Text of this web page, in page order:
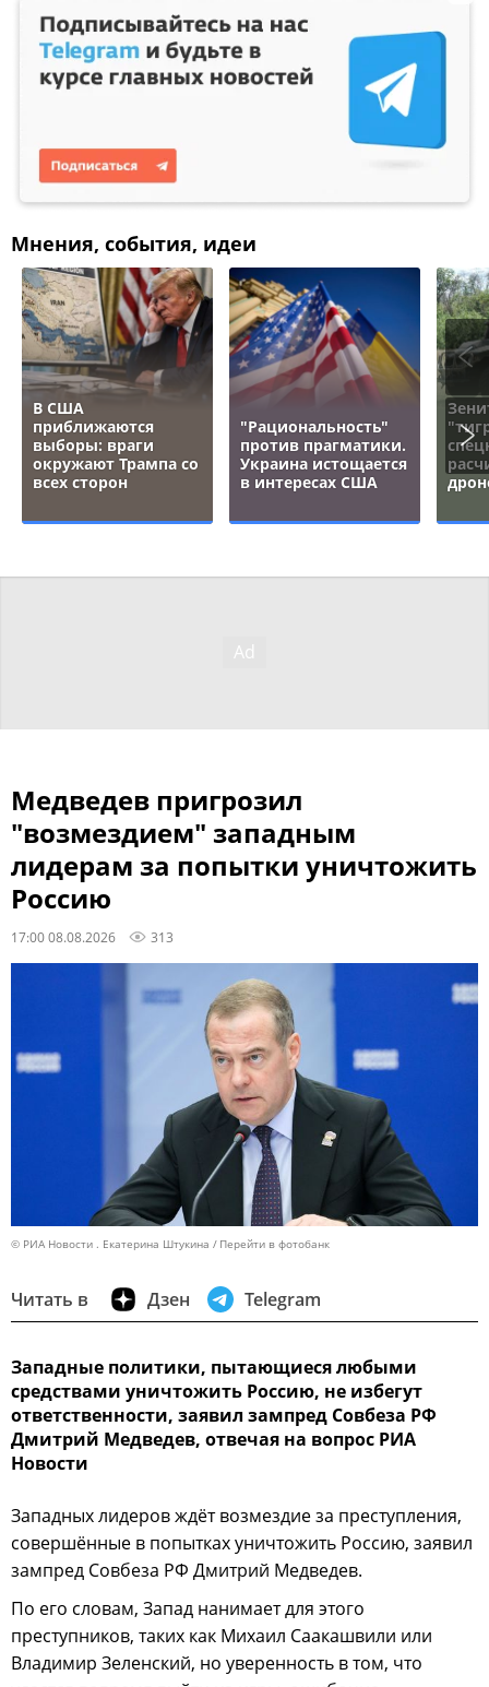
Мнения, события, идеи
В США
приближаются
выборы: враги
окружают Трампа со
всех сторон
"Рациональность"
против прагматики.
Украина истощается
в интересах США
Медведев пригрозил
"возмездием" западным
лидерам за попытки уничтожить
Россию
17:00 08.08.2026 313
© РИА Новости . Екатерина Штукина Перейти в фотобанк
Читать в Дзен Telegram
Западные политики, пытающиеся любыми
средствами уничтожить Россию, не избегут
ответственности, заявил зампред Совбеза РФ
Дмитрий Медведев, отвечая на вопрос РИА
Новости
Западных лидеров ждёт возмездие за преступления,
совершённые в попытках уничтожить Россию, заявил
зампред Совбеза РФ Дмитрий Медведев.
По его словам, Запад нанимает для этого
преступников, таких как Михаил Саакашвили или
Владимир Зеленский, но уверенность в том, что